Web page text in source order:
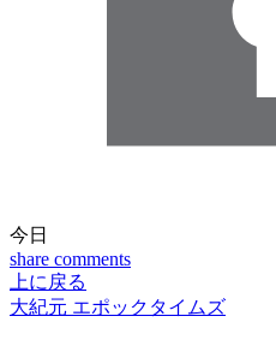
今日
share comments
上に戻る
大紀元 エポックタイムズ